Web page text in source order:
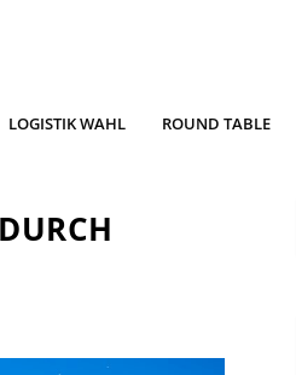
LOGISTIK WAHL ROUND TABLE